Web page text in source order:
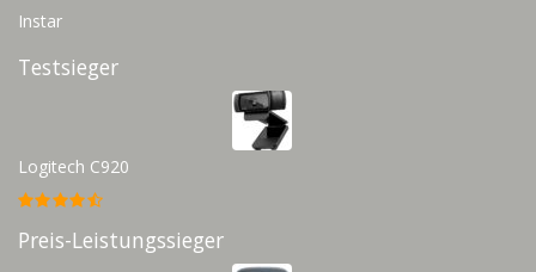
Instar
Testsieger
Logitech C920
Preis-Leistungssieger